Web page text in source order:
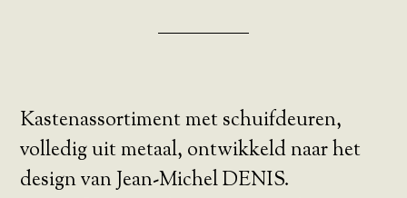
Kastenassortiment met schuifdeuren,
volledig uit metaal, ontwikkeld naar het
design van Jean-Michel DENIS.